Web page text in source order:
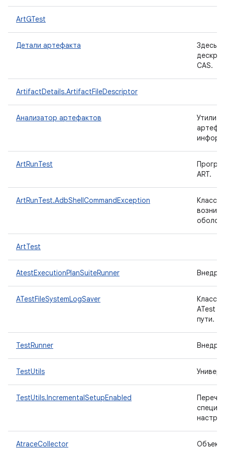
ArtGTest
Детали артефакта
Здесь
CAS.
ArtifactDetails.ArtifactFileDescriptor
Анализатор артефактов
ArtRunTest
ART.
ArtRunTest.AdbShellCommandException
Класс
ArtTest
AtestExecutionPlanSuiteRunner
ATestFileSystemLogSaver
Класс
ATest
пути.
TestRunner
TestUtils
TestUtils.IncrementalSetupEnabled
AtraceCollector
Объект